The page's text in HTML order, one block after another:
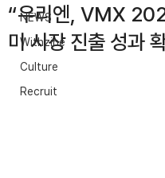
NEWS
Withzine
Culture
Recruit
“우리엔, VMX
미 시장 진출 성과